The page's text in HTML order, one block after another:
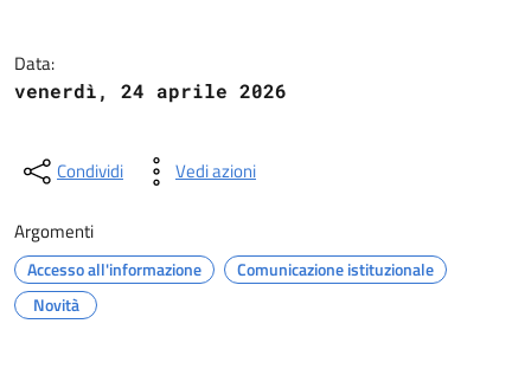
Data:
venerdì, 24 aprile 2026
Condividi Vedi azioni
Argomenti
Accesso all'informazione
Comunicazione istituzionale
Novità